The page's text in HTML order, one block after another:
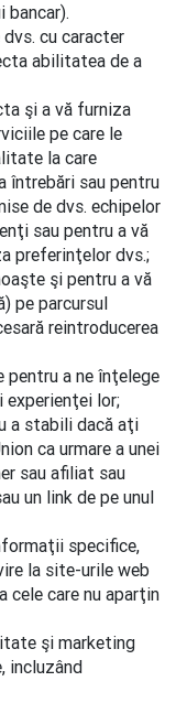
cu caracter
abilitatea de a
şi a vă furniza
pe care le
la care
întrebări sau pentru
de dvs. echipelor
sau pentru a vă
preferinţelor dvs.;
şi pentru a vă
pe parcursul
reintroducerea
pentru a ne înţelege
experienţei lor;
a stabili dacă aţi
ca urmare a unei
sau afiliat sau
un link de pe unul
specifice,
la site-urile web
cele care nu aparţin
şi marketing
incluzând